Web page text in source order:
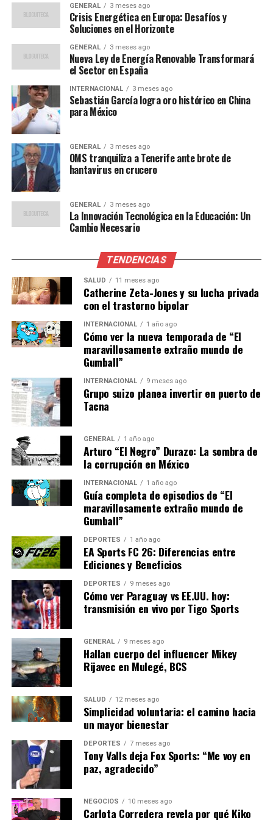
La Realidad de los
Fotoperiodistas en Gaza
Gaza es conocida por tener una de las mayores
concentraciones de fotoperiodistas por kilómetro
cuadrado. Sin embargo, esto se debe a la falta de
oportunidades laborales y a la constante presencia de
conflictos bélicos. “Cada uno intenta reflejarlo a su
manera”, comentó Abu Elouf, quien prefiere abordar sus
reportajes desde una perspectiva humana, alejándose de
la política.
A pesar de las dificultades, los fotoperiodistas en Gaza
se apoyan mutuamente, compartiendo el objetivo
común de dar a conocer la realidad de su tierra. “Nos
estamos relatando la misma historia”, señaló.
Un Camino Lleno de Desafíos
El camino de Abu Elouf hacia el fotoperiodismo no ha
sido fácil. Sin recursos ni apoyo familiar, comenzó
pidiendo cámaras prestadas a otros periodistas. Su
primera cámara propia fue destruida durante la guerra
una nueva, que ha utilizado durante la última década.
Una imagen famosa de Abu Elouf la muestra en la
Marcha del Retorno en Gaza en 2018, con una cacerola
en la cabeza y una bolsa de plástico simulando un
chaleco antibalas. “Ninguna vergüenza. Estoy orgullosa
de todo lo que he hecho”, afirmó, recordando los
humildes comienzos de su carrera.
El Futuro de Gaza y de Abu Elouf
La situación en Gaza sigue siendo crítica. La familia de
Abu Elouf ha perdido todo debido a los bombardeos y
vive en condiciones precarias. “La situación es muy
difícil, han perdido todo, no tienen casa, alimentos,
medicinas… Viven muertos de miedo”, compartió.
A pesar de las adversidades, Abu Elouf mantiene la
esperanza de regresar a Gaza. “Volveré si Dios quiere”,
concluyó, reafirmando su compromiso con su tierra y su
gente.
La exposición del World Press Photo en Barcelona
promete ser un espacio de reflexión sobre el poder de la
fotografía para narrar historias de resistencia y
esperanza en medio del conflicto.
NOTICIAS RELACIONADAS:
SIGUIENTE
Marta Cardona, estrella emergente de la vela mundial
GENERAL 3 meses ago
Crisis Energética en Europa: Desafíos y
Soluciones en el Horizonte
GENERAL 3 meses ago
Nueva Ley de Energía Renovable Transformará
el Sector en España
INTERNACIONAL 3 meses ago
Sebastián García logra oro histórico en China
para México
GENERAL 3 meses ago
OMS tranquiliza a Tenerife ante brote de
hantavirus en crucero
GENERAL 3 meses ago
La Innovación Tecnológica en la Educación: Un
Cambio Necesario
TENDENCIAS
SALUD 11 meses ago
Catherine Zeta-Jones y su lucha privada
con el trastorno bipolar
INTERNACIONAL 1 año ago
Cómo ver la nueva temporada de “El
maravillosamente extraño mundo de
Gumball”
INTERNACIONAL 9 meses ago
Grupo suizo planea invertir en puerto de
Tacna
GENERAL 1 año ago
Arturo “El Negro” Durazo: La sombra de
la corrupción en México
INTERNACIONAL 1 año ago
Guía completa de episodios de “El
maravillosamente extraño mundo de
Gumball”
DEPORTES 1 año ago
EA Sports FC 26: Diferencias entre
Ediciones y Beneficios
DEPORTES 9 meses ago
Cómo ver Paraguay vs EE.UU. hoy:
transmisión en vivo por Tigo Sports
GENERAL 9 meses ago
Hallan cuerpo del influencer Mikey
Rijavec en Mulegé, BCS
SALUD 12 meses ago
Simplicidad voluntaria: el camino hacia
un mayor bienestar
DEPORTES 7 meses ago
Tony Valls deja Fox Sports: “Me voy en
paz, agradecido”
NEGOCIOS 10 meses ago
Carlota Corredera revela por qué Kiko